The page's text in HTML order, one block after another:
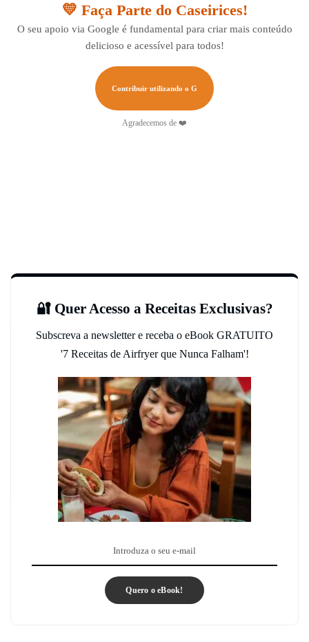
💛 Faça Parte do Caseirices!
O seu apoio via Google é fundamental para criar mais conteúdo
delicioso e acessível para todos!
Contribuir utilizando o G
Agradecemos de ❤️
🔐 Quer Acesso a Receitas Exclusivas?
Subscreva a newsletter e receba o eBook GRATUITO
'7 Receitas de Airfryer que Nunca Falham'!
Quero o eBook!